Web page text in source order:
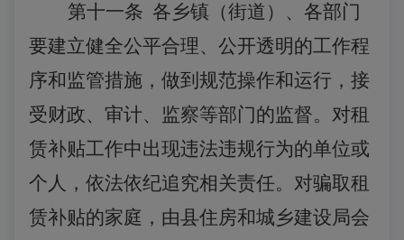
第十一条 各乡镇（街道）、各部门
要建立健全公平合理、公开透明的工作程
序和监管措施，做到规范操作和运行，接
受财政、审计、监察等部门的监督。对租
赁补贴工作中出现违法违规行为的单位或
个人，依法依纪追究相关责任。对骗取租
赁补贴的家庭，由县住房和城乡建设局会